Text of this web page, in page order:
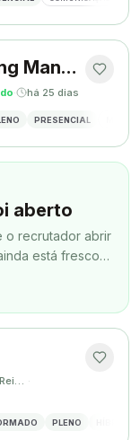
Content Creator & Marketing Manager
· há 25 dias
PRESENCIAL
aberto
o recrutador abrir
está fresco
Letchworth, Reino Unido ·
PLENO